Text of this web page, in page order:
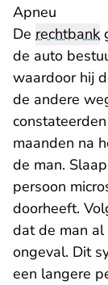
Apneu
De rechtbank
de auto
waardoor hij
de andere
maanden na
de man.
persoon
doorheeft.
dat de man
ongeval. Dit
een langere